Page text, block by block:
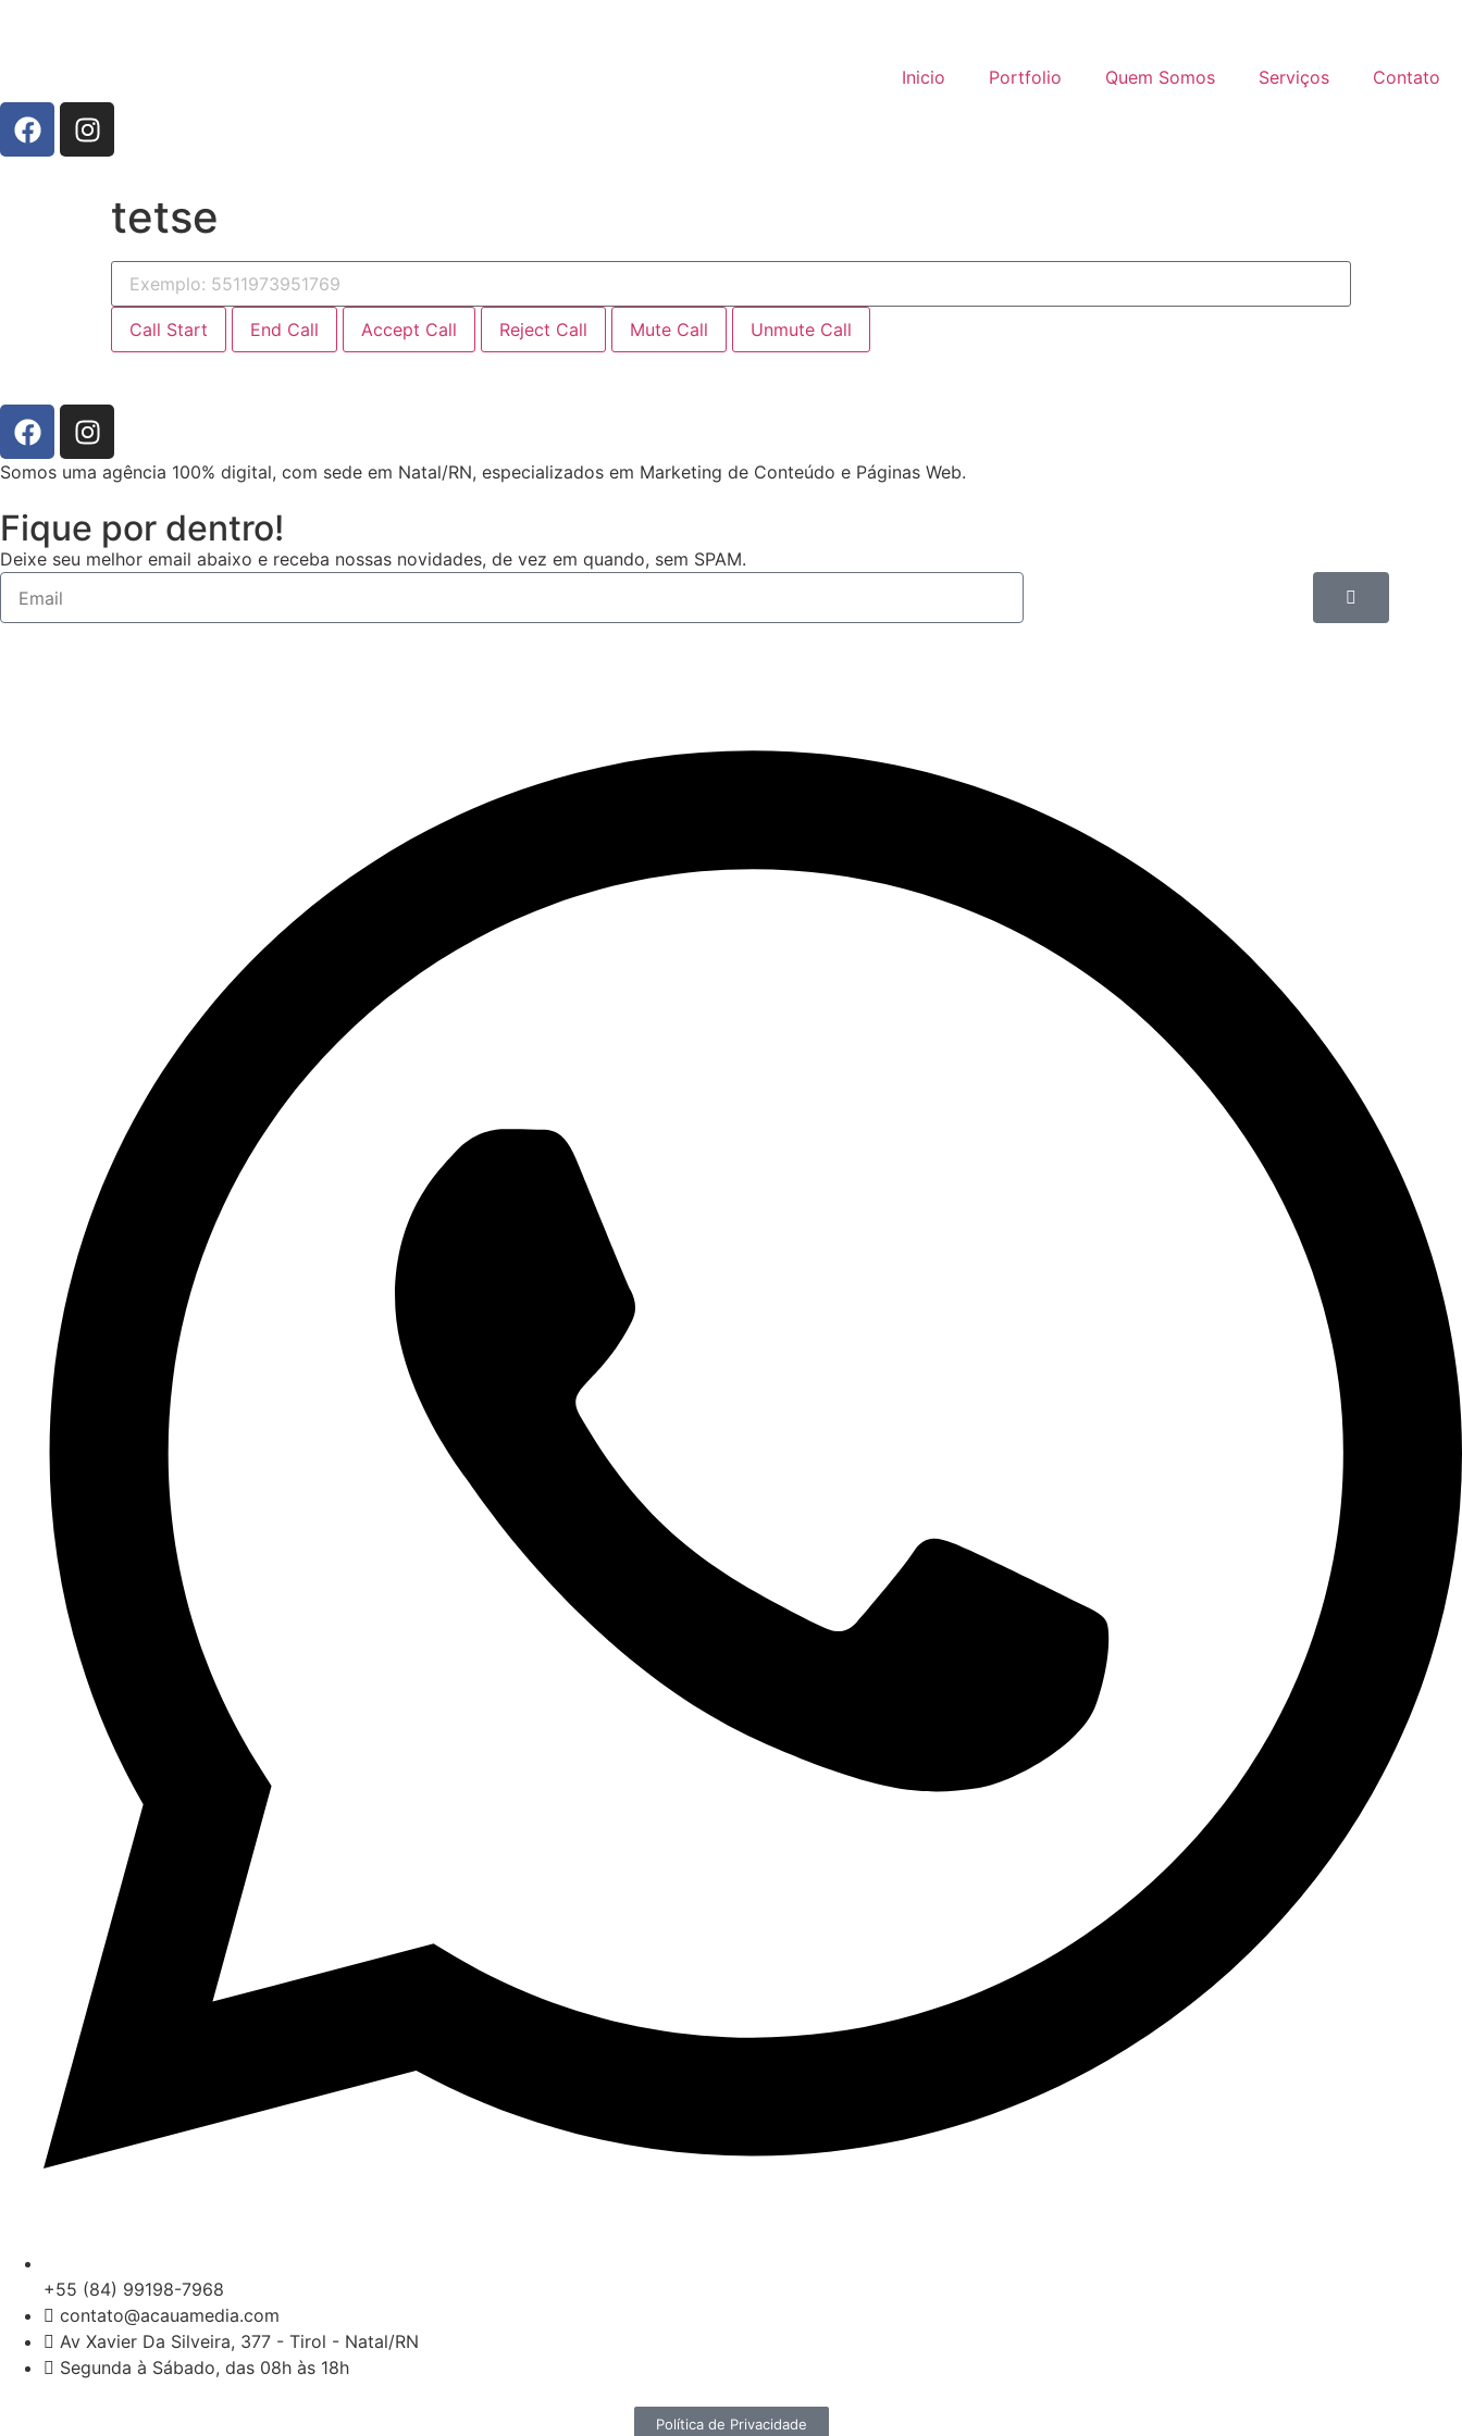
Inicio Portfolio Quem Somos Serviços Contato
tetse
Call Start End Call Accept Call Reject Call Mute Call Unmute Call
Somos uma agência 100% digital, com sede em Natal/RN, especializados em Marketing de Conteúdo e Páginas Web.
Fique por dentro!
Deixe seu melhor email abaixo e receba nossas novidades, de vez em quando, sem SPAM.
+55 (84) 99198-7968
contato@acauamedia.com
Av Xavier Da Silveira, 377 - Tirol - Natal/RN
Segunda à Sábado, das 08h às 18h
Política de Privacidade